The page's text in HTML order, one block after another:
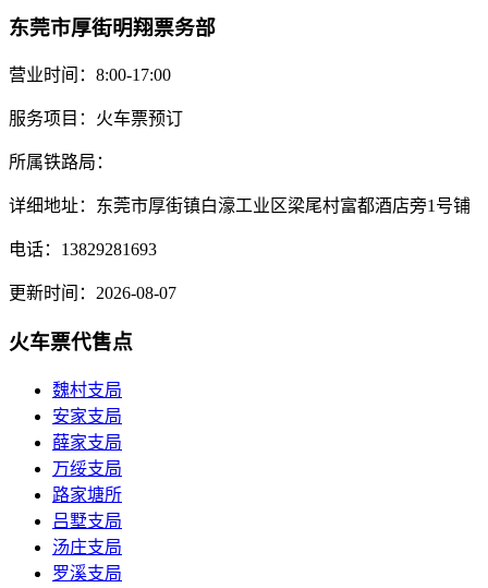
东莞市厚街明翔票务部
营业时间：8:00-17:00
服务项目：火车票预订
所属铁路局：
详细地址：东莞市厚街镇白濠工业区梁尾村富都酒店旁1号铺
电话：13829281693
更新时间：2026-08-07
火车票代售点
魏村支局
安家支局
薛家支局
万绥支局
路家塘所
吕墅支局
汤庄支局
罗溪支局